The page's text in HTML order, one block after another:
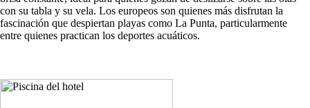
con su tabla y su vela. Los europeos son quienes más disfrutan la
fascinación que despiertan playas como La Punta, particularmente
entre quienes practican los deportes acuáticos.